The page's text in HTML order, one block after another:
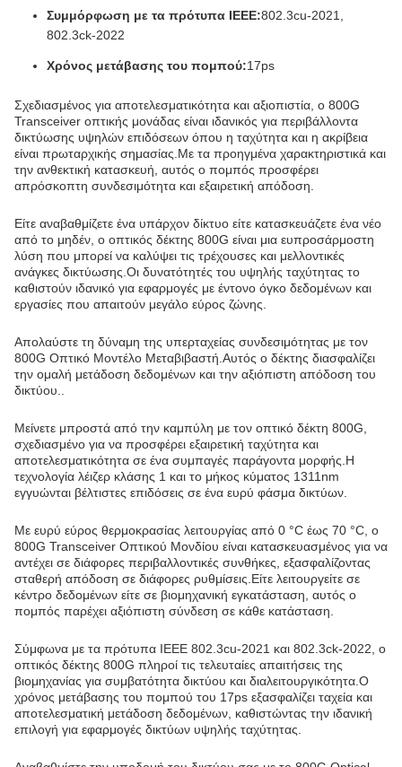
Συμμόρφωση με τα πρότυπα IEEE:802.3cu-2021,
802.3ck-2022
Χρόνος μετάβασης του πομπού:17ps
Σχεδιασμένος για αποτελεσματικότητα και αξιοπιστία, ο 800G
Transceiver οπτικής μονάδας είναι ιδανικός για περιβάλλοντα
δικτύωσης υψηλών επιδόσεων όπου η ταχύτητα και η ακρίβεια
είναι πρωταρχικής σημασίας.Με τα προηγμένα χαρακτηριστικά και
την ανθεκτική κατασκευή, αυτός ο πομπός προσφέρει
απρόσκοπτη συνδεσιμότητα και εξαιρετική απόδοση.
Είτε αναβαθμίζετε ένα υπάρχον δίκτυο είτε κατασκευάζετε ένα νέο
από το μηδέν, ο οπτικός δέκτης 800G είναι μια ευπροσάρμοστη
λύση που μπορεί να καλύψει τις τρέχουσες και μελλοντικές
ανάγκες δικτύωσης.Οι δυνατότητές του υψηλής ταχύτητας το
καθιστούν ιδανικό για εφαρμογές με έντονο όγκο δεδομένων και
εργασίες που απαιτούν μεγάλο εύρος ζώνης.
Απολαύστε τη δύναμη της υπερταχείας συνδεσιμότητας με τον
800G Οπτικό Μοντέλο Μεταβιβαστή.Αυτός ο δέκτης διασφαλίζει
την ομαλή μετάδοση δεδομένων και την αξιόπιστη απόδοση του
δικτύου..
Μείνετε μπροστά από την καμπύλη με τον οπτικό δέκτη 800G,
σχεδιασμένο για να προσφέρει εξαιρετική ταχύτητα και
αποτελεσματικότητα σε ένα συμπαγές παράγοντα μορφής.Η
τεχνολογία λέιζερ κλάσης 1 και το μήκος κύματος 1311nm
εγγυώνται βέλτιστες επιδόσεις σε ένα ευρύ φάσμα δικτύων.
Με ευρύ εύρος θερμοκρασίας λειτουργίας από 0 °C έως 70 °C, ο
800G Transceiver Οπτικού Μονδίου είναι κατασκευασμένος για να
αντέχει σε διάφορες περιβαλλοντικές συνθήκες, εξασφαλίζοντας
σταθερή απόδοση σε διάφορες ρυθμίσεις.Είτε λειτουργείτε σε
κέντρο δεδομένων είτε σε βιομηχανική εγκατάσταση, αυτός ο
πομπός παρέχει αξιόπιστη σύνδεση σε κάθε κατάσταση.
Σύμφωνα με τα πρότυπα IEEE 802.3cu-2021 και 802.3ck-2022, ο
οπτικός δέκτης 800G πληροί τις τελευταίες απαιτήσεις της
βιομηχανίας για συμβατότητα δικτύου και διαλειτουργικότητα.Ο
χρόνος μετάβασης του πομπού του 17ps εξασφαλίζει ταχεία και
αποτελεσματική μετάδοση δεδομένων, καθιστώντας την ιδανική
επιλογή για εφαρμογές δικτύων υψηλής ταχύτητας.